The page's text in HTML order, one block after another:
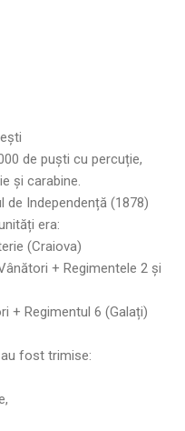
de puști cu percuție,
și carabine.
de Independență (1878)
era:
(Craiova)
+ Regimentele 2 și
+ Regimentul 6 (Galați)
fost trimise: